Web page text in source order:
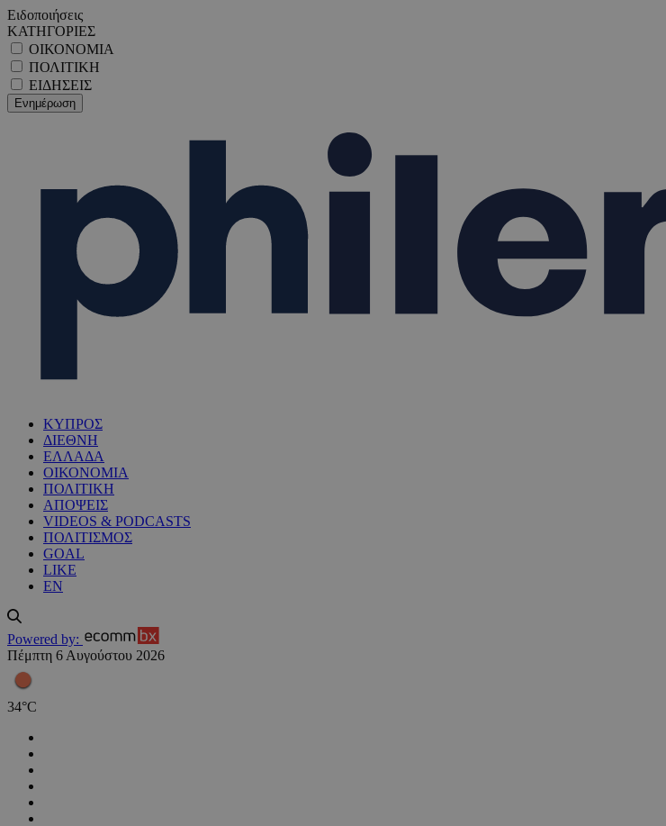
Ειδοποιήσεις
ΚΑΤΗΓΟΡΙΕΣ
ΟΙΚΟΝΟΜΙΑ
ΠΟΛΙΤΙΚΗ
ΕΙΔΗΣΕΙΣ
ΚΥΠΡΟΣ
ΔΙΕΘΝΗ
ΕΛΛΑΔΑ
ΟΙΚΟΝΟΜΙΑ
ΠΟΛΙΤΙΚΗ
ΑΠΟΨΕΙΣ
VIDEOS & PODCASTS
ΠΟΛΙΤΙΣΜΟΣ
GOAL
LIKE
EN
Powered by:
Πέμπτη 6 Αυγούστου 2026
34°C